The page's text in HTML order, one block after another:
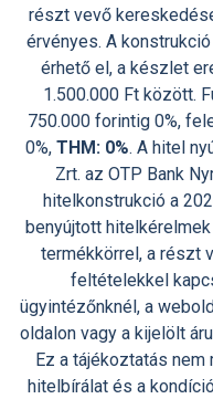
részt vevő
érvényes. A
érhető el, a készlet
1.500.000 Ft között.
750.000 forintig 0%,
0%, THM: 0%. A hitel
Zrt. az OTP Bank
hitelkonstrukció a
benyújtott
termékkörrel, a részt
feltételekkel
ügyintézőnknél, a
oldalon vagy a kijelölt
Ez a tájékoztatás nem
hitelbírálat és a